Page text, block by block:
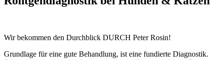
Wir bekommen den Durchblick DURCH Peter Rosin!
Grundlage für eine gute Behandlung, ist eine fundierte Diagnostik.